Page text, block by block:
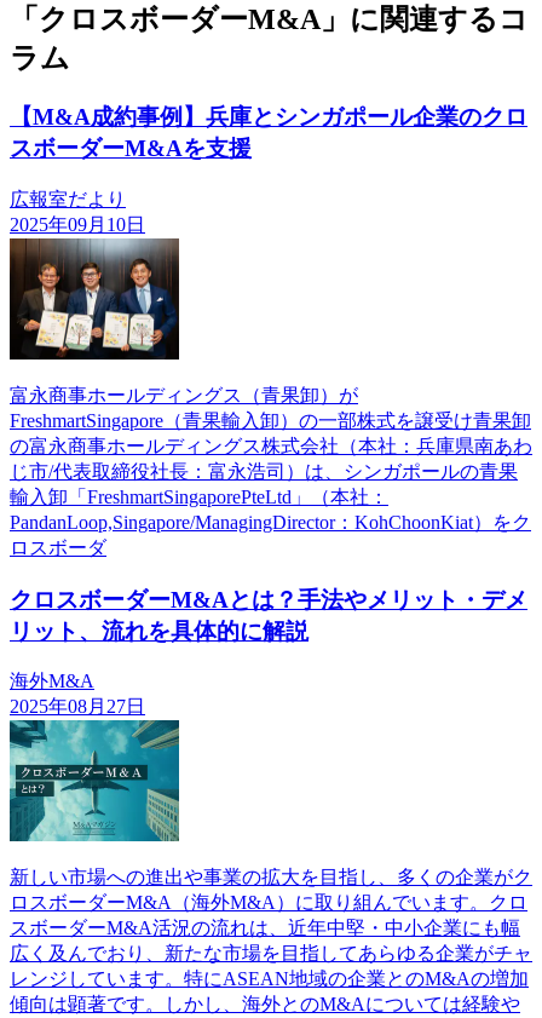
「クロスボーダーM&A」に関連するコ
ラム
【M&A成約事例】兵庫とシンガポール企業のクロ
スボーダーM&Aを支援
広報室だより
2025年09月10日
富永商事ホールディングス（青果卸）が
FreshmartSingapore（青果輸入卸）の一部株式を譲受け青果卸
の富永商事ホールディングス株式会社（本社：兵庫県南あわ
じ市/代表取締役社長：富永浩司）は、シンガポールの青果
輸入卸「FreshmartSingaporePteLtd」（本社：
PandanLoop,Singapore/ManagingDirector：KohChoonKiat）をク
ロスボーダ
クロスボーダーM&Aとは？手法やメリット・デメ
リット、流れを具体的に解説
海外M&A
2025年08月27日
新しい市場への進出や事業の拡大を目指し、多くの企業がク
ロスボーダーM&A（海外M&A）に取り組んでいます。クロ
スボーダーM&A活況の流れは、近年中堅・中小企業にも幅
広く及んでおり、新たな市場を目指してあらゆる企業がチャ
レンジしています。特にASEAN地域の企業とのM&Aの増加
傾向は顕著です。しかし、海外とのM&Aについては経験や